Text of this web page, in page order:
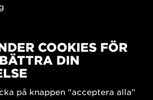
BauhausCOOKIES FÖR
DIN
på knappen "acceptera alla"